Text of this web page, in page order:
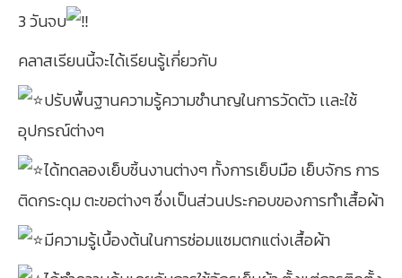
3 วันจบ
คลาสเรียนนี้จะได้เรียนรู้เกี่ยวกับ
ปรับพื้นฐานความรู้ความชำนาญในการวัดตัว เเละใช้
อุปกรณ์ต่างๆ
ได้ทดลองเย็บชิ้นงานต่างๆ ทั้งการเย็บมือ เย็บจักร การ
ติดกระดุม ตะขอต่างๆ ซึ่งเป็นส่วนประกอบของการทำเสื้อผ้า
มีความรู้เบื้องต้นในการซ่อมแซมตกแต่งเสื้อผ้า